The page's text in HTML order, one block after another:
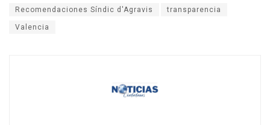
Recomendaciones Síndic d'Agravis transparencia
Valencia